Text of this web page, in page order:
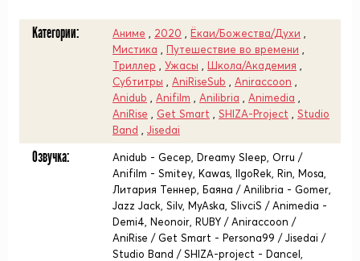
Категории: Аниме 2020 Ёкаи/Божества/Духи
Мистика
Путешествие во времени
Триллер
Ужасы Школа/Академия
Субтитры
AniRiseSub Aniraccoon
Anidub
Anifilm Anilibria Animedia
AniRise
Get Smart SHIZA-Project
Studio
Band
Jisedai
Озвучка:
Anidub - Gecep, Dreamy Sleep, Orru /
Anifilm - Smitey, Kawas, IIgoRek, Rin, Mosa,
Литария Теннер, Баяна / Anilibria - Gomer,
Jazz Jack, Silv, MyAska, SlivciS / Animedia -
Demi4, Neonoir, RUBY / Aniraccoon /
AniRise / Get Smart - Persona99 / Jisedai /
Studio Band / SHIZA-project - Dancel,